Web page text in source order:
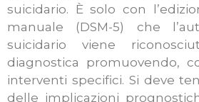
suicidario. È solo con
manuale (DSM-5) che
suicidario viene
diagnostica promuovendo,
interventi specifici. Si deve
delle implicazioni